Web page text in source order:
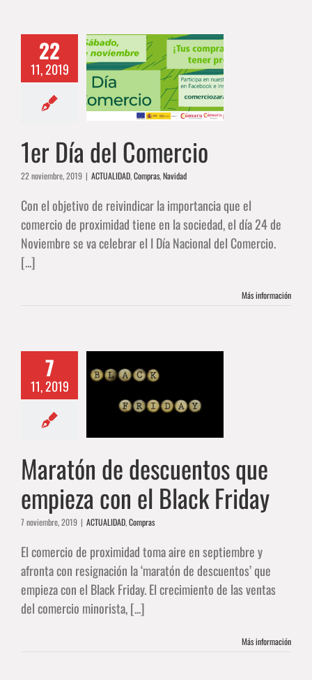
22
11, 2019
Comercio
Navidad
1er Día del Comercio
22 noviembre, 2019 | ACTUALIDAD,Compras,Navidad
Con el objetivo de reivindicar la importancia que el
comercio de proximidad tiene en la sociedad, el día 24 de
Noviembre se va celebrar el I Día Nacional del Comercio.
[...]
Más información
7
11, 2019
que
con el Black
Maratón de descuentos que
empieza con el Black Friday
7 noviembre, 2019 | ACTUALIDAD,Compras
El comercio de proximidad toma aire en septiembre y
afronta con resignación la ‘maratón de descuentos’ que
empieza con el Black Friday. El crecimiento de las ventas
del comercio minorista, [...]
Más información